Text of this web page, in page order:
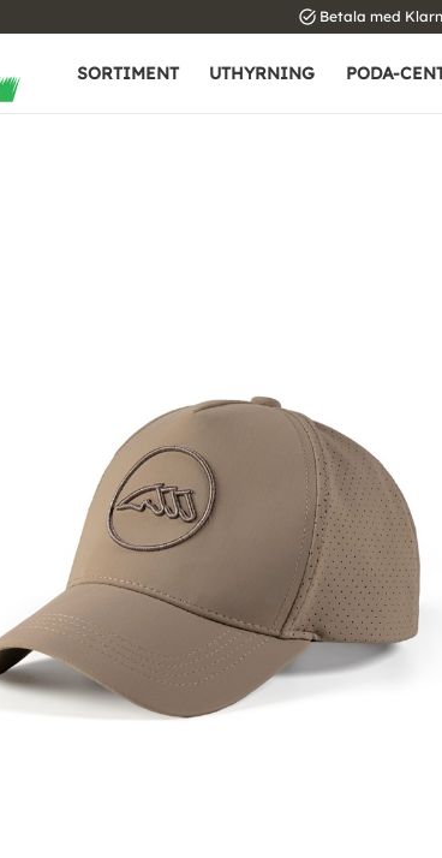
task_alt Betala med
SORTIMENT UTHYRNING PODA-